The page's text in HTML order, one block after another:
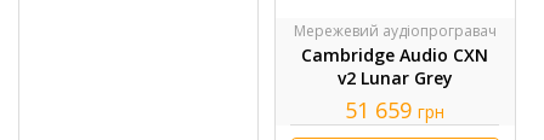
Мережевий аудіопрогравач
Cambridge Audio CXN
v2 Lunar Grey
51 659 грн